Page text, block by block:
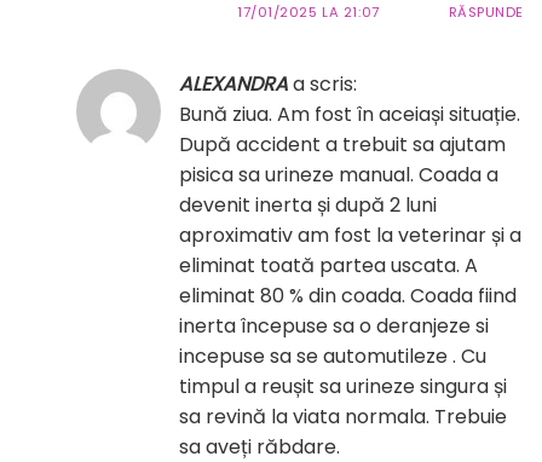
17/01/2025 LA 21:07 RĂSPUNDE
ALEXANDRAa scris:
Bună ziua. Am fost în aceiași situație.
După accident a trebuit sa ajutam
pisica sa urineze manual. Coada a
devenit inerta și după 2 luni
aproximativ am fost la veterinar și a
eliminat toată partea uscata. A
eliminat 80 % din coada. Coada fiind
inerta începuse sa o deranjeze si
incepuse sa se automutileze . Cu
timpul a reușit sa urineze singura și
sa revină la viata normala. Trebuie
sa aveți răbdare.